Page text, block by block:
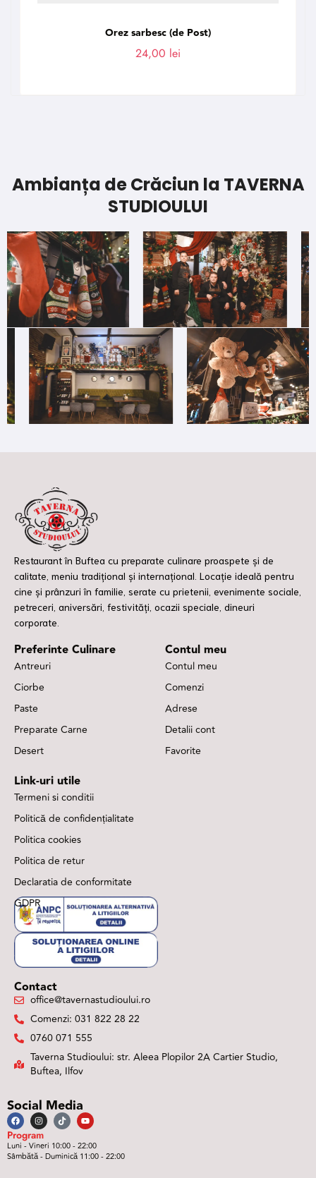
Orez sarbesc (de Post)
24,00 lei
Ambianța de Crăciun la TAVERNA
STUDIOULUI
Restaurant în Buftea cu preparate culinare proaspete și de
calitate, meniu tradițional și internațional. Locație ideală pentru
cine și prânzuri în familie, serate cu prietenii, evenimente sociale,
petreceri, aniversări, festivități, ocazii speciale, dineuri
corporate.
Preferinte Culinare
Antreuri
Ciorbe
Paste
Preparate Carne
Desert
Contul meu
Contul meu
Comenzi
Adrese
Detalii cont
Favorite
Link-uri utile
Termeni si conditii
Politică de confidențialitate
Politica cookies
Politica de retur
Declaratia de conformitate
GDPR
Contact
office@tavernastudioului.ro
Comenzi: 031 822 28 22
0760 071 555
Taverna Studioului: str. Aleea Plopilor 2A Cartier Studio,
Buftea, Ilfov
Social Media
Program
Luni - Vineri 10:00 - 22:00
Sâmbătă - Duminică 11:00 - 22:00